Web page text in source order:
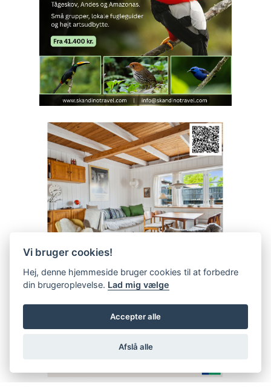
Vi bruger cookies!
Hej, denne hjemmeside bruger cookies til at forbedre
din brugeroplevelse. Lad mig vælge
Accepter alle
Afslå alle